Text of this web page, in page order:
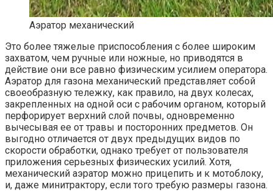
Аэратор механический
Это более тяжелые приспособления с более широким
захватом, чем ручные или ножные, но приводятся в
действие они все равно физическим усилием оператора.
Аэратор для газона механический представляет собой
своеобразную тележку, как правило, на двух колесах,
закрепленных на одной оси с рабочим органом, который
перфорирует верхний слой почвы, одновременно
вычесывая ее от травы и посторонних предметов. Он
выгодно отличается от двух предыдущих видов по
скорости обработки, однако требует от пользователя
приложения серьезных физических усилий. Хотя,
механический аэратор можно прицепить и к мотоблоку,
и, даже минитрактору, если того требую размеры газона.